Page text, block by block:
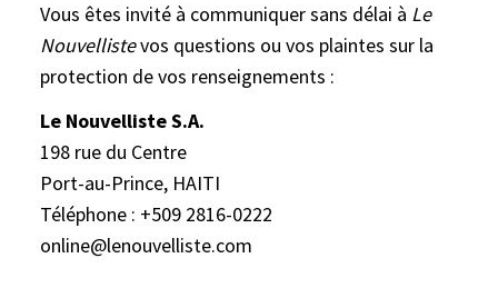
Vous êtes invité à communiquer sans délai à Le
Nouvellistevos questions ou vos plaintes sur la
protection de vos renseignements :
Le Nouvelliste S.A.
198 rue du Centre
Port-au-Prince, HAITI
Téléphone : +509 2816-0222
online@lenouvelliste.com